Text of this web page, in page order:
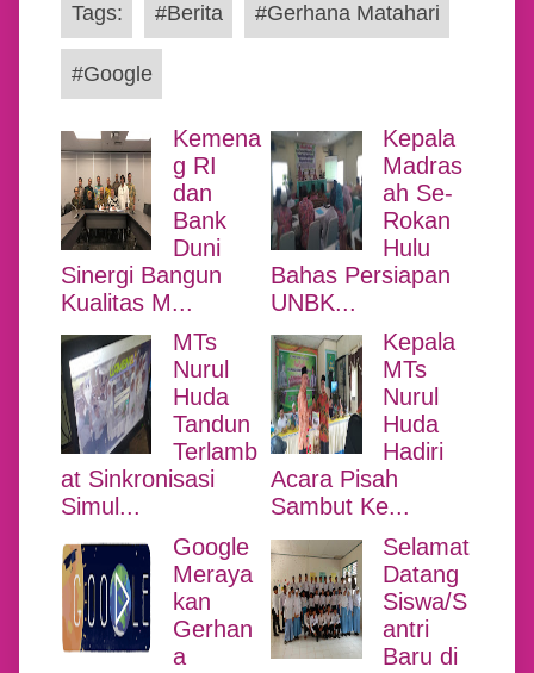
Tags: #Berita #Gerhana Matahari
#Google
Kemena
g RI
dan
Bank
Duni
Sinergi Bangun
Kualitas M...
Kepala
Madras
ah Se-
Rokan
Hulu
Bahas Persiapan
UNBK...
MTs
Nurul
Huda
Tandun
Terlamb
at Sinkronisasi
Simul...
Kepala
MTs
Nurul
Huda
Hadiri
Acara Pisah
Sambut Ke...
Google
Meraya
kan
Gerhan
a
Selamat
Datang
Siswa/S
antri
Baru di